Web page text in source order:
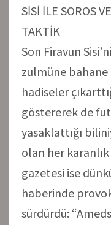
SİSİ İLE SOROS
TAKTİK
Son Firavun
zulmüne
hadiseler
göstererek de
yasaklattığı
olan her
gazetesi ise
haberinde
sürdürdü: